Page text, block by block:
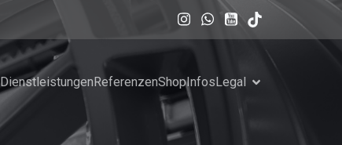
DienstleistungenReferenzenShopInfosLegal